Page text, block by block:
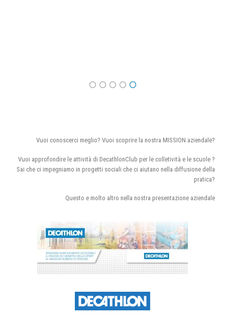
Vuoi conoscerci meglio? Vuoi scoprire la nostra MISSION aziendale?
Vuoi approfondire le attività di DecathlonClub per le colletività e le scuole ?
Sai che ci impegniamo in progetti sociali che ci aiutano nella diffusione della
pratica?
Questo e molto altro nella nostra presentazione aziendale